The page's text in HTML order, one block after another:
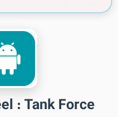
: Tank Force